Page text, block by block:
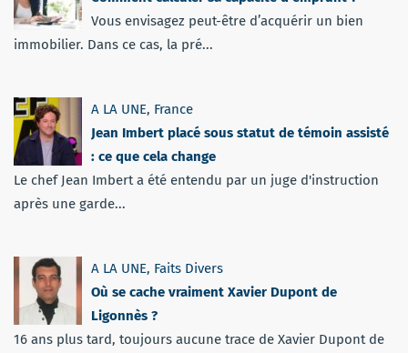
Vous envisagez peut-être d’acquérir un bien
immobilier. Dans ce cas, la pré...
A LA UNE, France
Jean Imbert placé sous statut de témoin assisté
: ce que cela change
Le chef Jean Imbert a été entendu par un juge d'instruction
après une garde...
A LA UNE, Faits Divers
Où se cache vraiment Xavier Dupont de
Ligonnès ?
16 ans plus tard, toujours aucune trace de Xavier Dupont de